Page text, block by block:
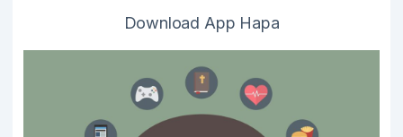
Download App Hapa